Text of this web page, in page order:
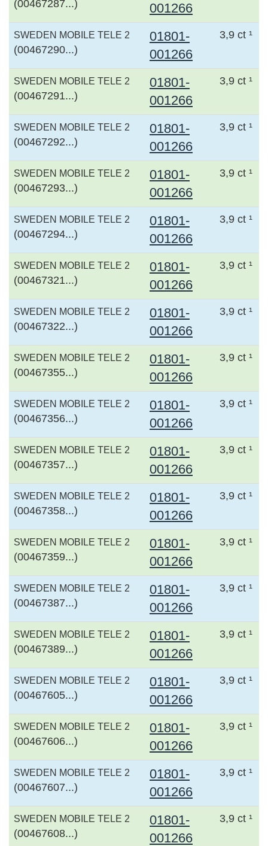
(00467287...) 001266
SWEDEN MOBILE TELE 2
(00467290...)
01801-
001266
3,9 ct ¹
SWEDEN MOBILE TELE 2
(00467291...)
01801-
001266
3,9 ct ¹
SWEDEN MOBILE TELE 2
(00467292...)
01801-
001266
3,9 ct ¹
SWEDEN MOBILE TELE 2
(00467293...)
01801-
001266
3,9 ct ¹
SWEDEN MOBILE TELE 2
(00467294...)
01801-
001266
3,9 ct ¹
SWEDEN MOBILE TELE 2
(00467321...)
01801-
001266
3,9 ct ¹
SWEDEN MOBILE TELE 2
(00467322...)
01801-
001266
3,9 ct ¹
SWEDEN MOBILE TELE 2
(00467355...)
01801-
001266
3,9 ct ¹
SWEDEN MOBILE TELE 2
(00467356...)
01801-
001266
3,9 ct ¹
SWEDEN MOBILE TELE 2
(00467357...)
01801-
001266
3,9 ct ¹
SWEDEN MOBILE TELE 2
(00467358...)
01801-
001266
3,9 ct ¹
SWEDEN MOBILE TELE 2
(00467359...)
01801-
001266
3,9 ct ¹
SWEDEN MOBILE TELE 2
(00467387...)
01801-
001266
3,9 ct ¹
SWEDEN MOBILE TELE 2
(00467389...)
01801-
001266
3,9 ct ¹
SWEDEN MOBILE TELE 2
(00467605...)
01801-
001266
3,9 ct ¹
SWEDEN MOBILE TELE 2
(00467606...)
01801-
001266
3,9 ct ¹
SWEDEN MOBILE TELE 2
(00467607...)
01801-
001266
3,9 ct ¹
SWEDEN MOBILE TELE 2
(00467608...)
01801-
001266
3,9 ct ¹